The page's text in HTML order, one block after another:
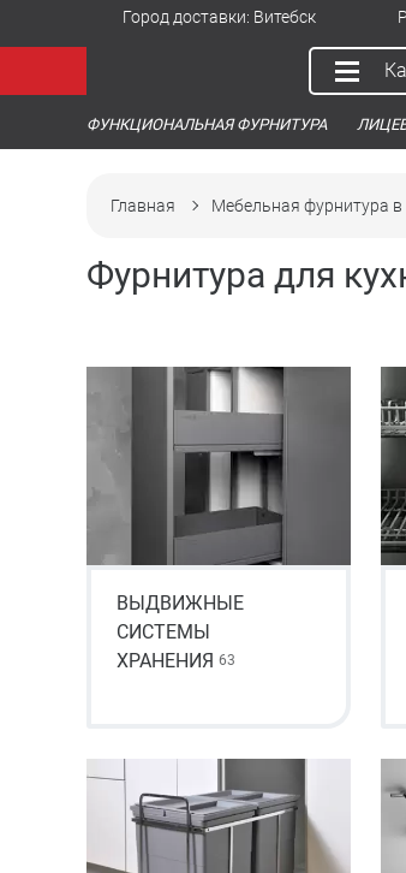
Город доставки: Витебск
ФУНКЦИОНАЛЬНАЯ ФУРНИТУРА
Главная Мебельная фурнитура в
Фурнитура для
ВЫДВИЖНЫЕ
СИСТЕМЫ
ХРАНЕНИЯ 63